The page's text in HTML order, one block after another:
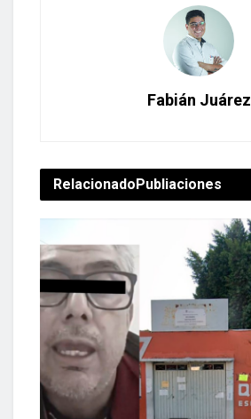
Fabián Juárez
RelacionadoPubliaciones